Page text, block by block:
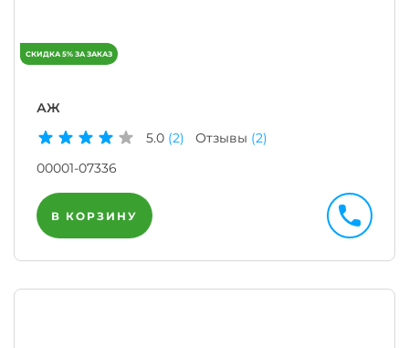
АЖ
5.0 (2) Отзывы (2)
00001-07336
В КОРЗИНУ